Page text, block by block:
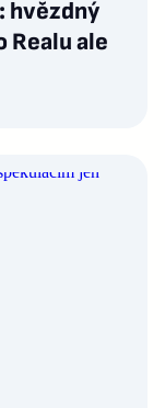
hvězdný
Realu ale